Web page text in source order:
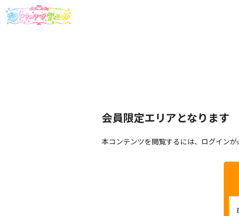
会員限定エリアとなります
本コンテンツを閲覧するには、ログインが